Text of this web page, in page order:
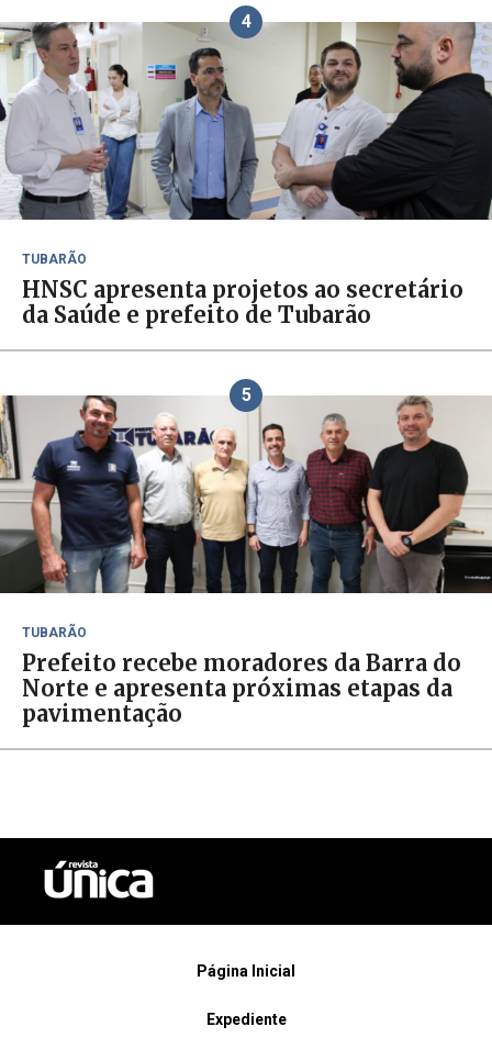
4
TUBARÃO
HNSC apresenta projetos ao secretário
da Saúde e prefeito de Tubarão
5
TUBARÃO
Prefeito recebe moradores da Barra do
Norte e apresenta próximas etapas da
pavimentação
Página Inicial
Expediente